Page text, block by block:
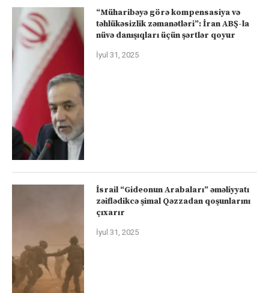
“Müharibəyə görə kompensasiya və
təhlükəsizlik zəmanətləri”: İran ABŞ-la
nüvə danışıqları üçün şərtlər qoyur
İyul 31, 2025
İsrail “Gideonun Arabaları” əməliyyatı
zəiflədikcə şimal Qəzzadan qoşunlarını
çıxarır
İyul 31, 2025